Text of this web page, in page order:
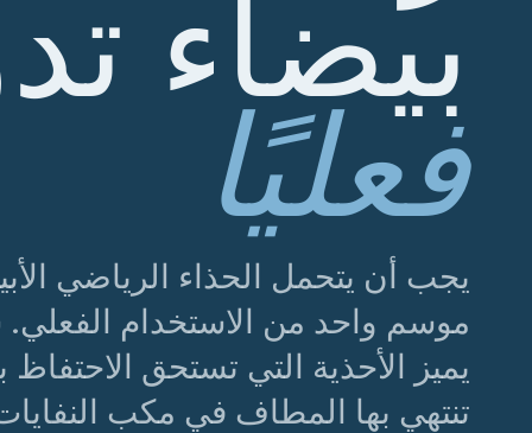
بيضاء
فعليًا
يجب أن يتحمل الحذاء الرياضي
موسم واحد من الاستخدام
يميز الأحذية التي تستحق
تنتهي بها المطاف في مكب